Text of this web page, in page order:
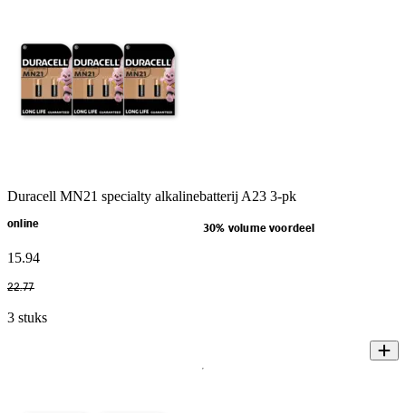
Duracell MN21 specialty alkalinebatterij A23 3-pk
online 30% volume voordeel
15.94
22.77
3 stuks